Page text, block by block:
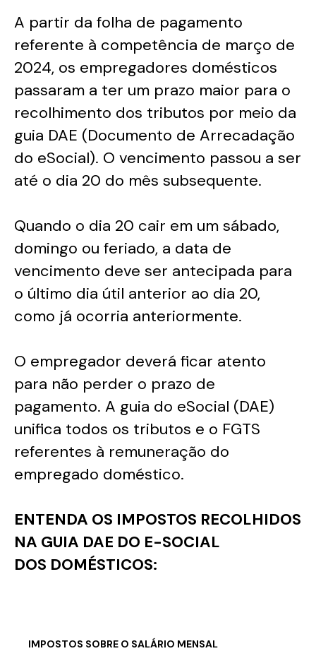
A partir da folha de pagamento
referente à competência de março de
2024, os empregadores domésticos
passaram a ter um prazo maior para o
recolhimento dos tributos por meio da
guia DAE (Documento de Arrecadação
do eSocial). O vencimento passou a ser
até o dia 20 do mês subsequente.
Quando o dia 20 cair em um sábado,
domingo ou feriado, a data de
vencimento deve ser antecipada para
o último dia útil anterior ao dia 20,
como já ocorria anteriormente.
O empregador deverá ficar atento
para não perder o prazo de
pagamento. A guia do eSocial (DAE)
unifica todos os tributos e o FGTS
referentes à remuneração do
empregado doméstico.
ENTENDA OS IMPOSTOS RECOLHIDOS
NA GUIA DAE DO E-SOCIAL
DOS DOMÉSTICOS:
IMPOSTOS SOBRE O SALÁRIO MENSAL